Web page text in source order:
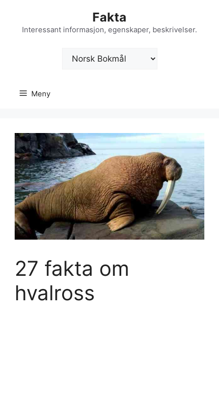
innhold
Fakta
Interessant informasjon, egenskaper, beskrivelser.
Velg
Meny
27 fakta om
hvalross